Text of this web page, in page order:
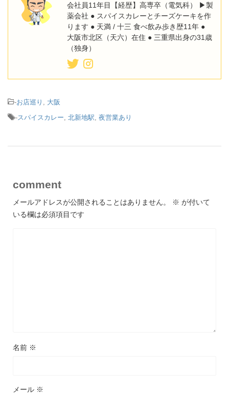
会社員11年目【経歴】高専卒（電気科） ▶︎製
薬会社 ● スパイスカレーとチーズケーキを作
ります ● 天満 / 十三 食べ飲み歩き歴11年 ●
大阪市北区（天六）在住 ● 三重県出身の31歳
（独身）
-お店巡り
大阪
-スパイスカレー 北新地駅 夜営業あり
comment
メールアドレスが公開されることはありません。 ※ が付いて
いる欄は必須項目です
名前 ※
メール ※